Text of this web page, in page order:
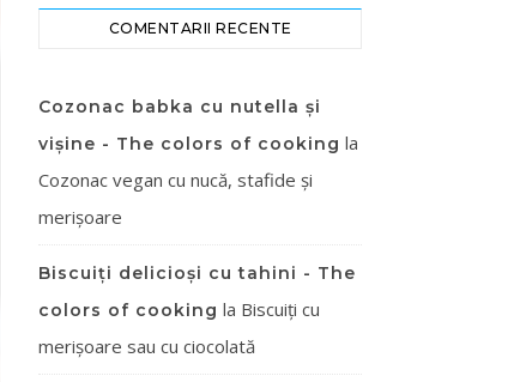
COMENTARII RECENTE
Cozonac babka cu nutella și
vișine - The colors of cooking la
Cozonac vegan cu nucă, stafide și
merișoare
Biscuiți delicioși cu tahini - The
colors of cooking la Biscuiți cu
merișoare sau cu ciocolată